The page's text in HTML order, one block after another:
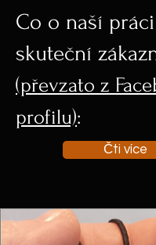
Co o naší
skuteční
(převzato z
profilu):
Čti více